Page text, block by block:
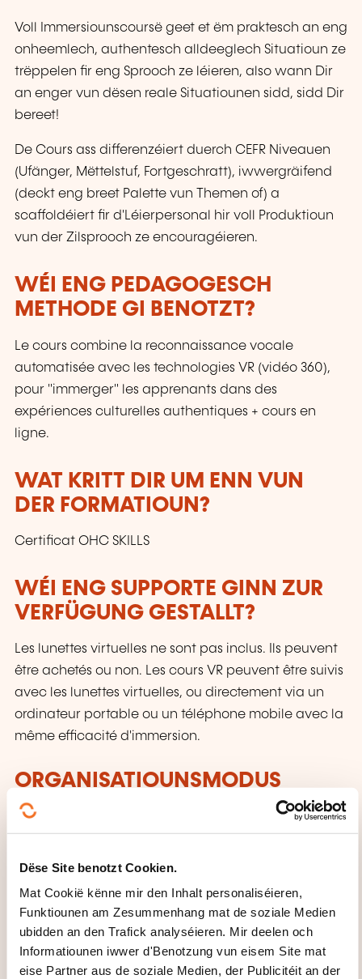
Dëse Site benotzt Cookien.
Mat Cookië kënne mir den Inhalt personaliséieren,
Funktiounen am Zesummenhang mat de soziale Medien
ubidden an den Trafick analyséieren. Mir deelen och
Informatiounen iwwer d'Benotzung vun eisem Site mat
eise Partner aus de soziale Medien, der Publicitéit an der
Voll Immersiounscoursë geet et ëm praktesch an eng
onheemlech, authentesch alldeeglech Situatioun ze
trëppelen fir eng Sprooch ze léieren, also wann Dir
an enger vun dësen reale Situatiounen sidd, sidd Dir
bereet!
De Cours ass differenzéiert duerch CEFR Niveauen
(Ufänger, Mëttelstuf, Fortgeschratt), iwwergräifend
(deckt eng breet Palette vun Themen of) a
scaffoldéiert fir d'Léierpersonal hir voll Produktioun
vun der Zilsprooch ze encouragéieren.
WÉI ENG PEDAGOGESCH
METHODE GI BENOTZT?
Le cours combine la reconnaissance vocale
automatisée avec les technologies VR (vidéo 360),
pour "immerger" les apprenants dans des
expériences culturelles authentiques + cours en
ligne.
WAT KRITT DIR UM ENN VUN
DER FORMATIOUN?
Certificat OHC SKILLS
WÉI ENG SUPPORTE GINN ZUR
VERFÜGUNG GESTALLT?
Les lunettes virtuelles ne sont pas inclus. Ils peuvent
être achetés ou non. Les cours VR peuvent être suivis
avec les lunettes virtuelles, ou directement via un
ordinateur portable ou un téléphone mobile avec la
même efficacité d'immersion.
ORGANISATIOUNSMODUS
Intelligence artificielle AI + réalité virtuelle VR
WÉI ENG ZOUSÄTZLECH
INFORMATIOUNE SI GUTT ZE
WËSSEN?
Cours recommandé pour 3 heures d'étude
quotidienne, pendant 20 jours.